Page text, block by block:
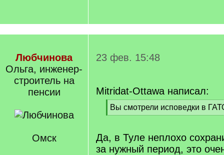
Любчинова
Ольга, инженер-
строитель на
пенсии
Омск
23 фев. 15:48
Mitridat-Ottawa написал:
[
q
Вы смотрели исповедки в
[
]
Да, в Туле неплохо
за нужный период, это